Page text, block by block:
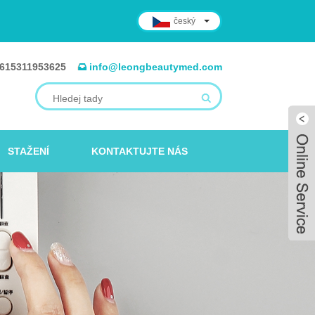
info@leongbeautymed.com
český
STAŽENÍ KONTAKTUJTE NÁS